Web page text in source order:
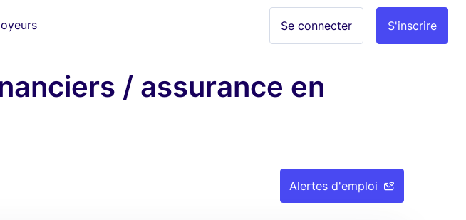
S'inscrire
Se connecter
/ assurance en
Alertes d'emploi